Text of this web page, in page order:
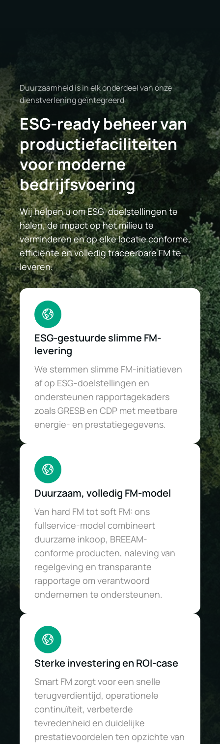
Duurzaamheid is in elk onderdeel van onze
dienstverlening geïntegreerd
ESG-ready beheer van
productiefaciliteiten
voor moderne
bedrijfsvoering
Wij helpen u om ESG-doelstellingen te
halen, de impact op het milieu te
verminderen en op elke locatie conforme,
efficiënte en volledig traceerbare FM te
leveren.
ESG-gestuurde slimme FM-
levering
We stemmen slimme FM-initiatieven
af op ESG-doelstellingen en
ondersteunen rapportagekaders
zoals GRESB en CDP met meetbare
energie- en prestatiegegevens.
Duurzaam, volledig FM-model
Van hard FM tot soft FM: ons
fullservice-model combineert
duurzame inkoop, BREEAM-
conforme producten, naleving van
regelgeving en transparante
rapportage om verantwoord
ondernemen te ondersteunen.
Sterke investering en ROI-case
Smart FM zorgt voor een snelle
terugverdientijd, operationele
continuïteit, verbeterde
tevredenheid en duidelijke
prestatievoordelen ten opzichte van